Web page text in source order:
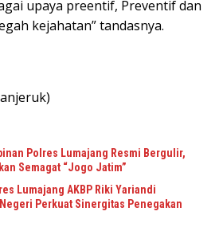
upaya preentif, Preventif dan
kejahatan” tandasnya.
Polres Lumajang Resmi Bergulir,
Semagat “Jogo Jatim”
Lumajang AKBP Riki Yariandi
Perkuat Sinergitas Penegakan